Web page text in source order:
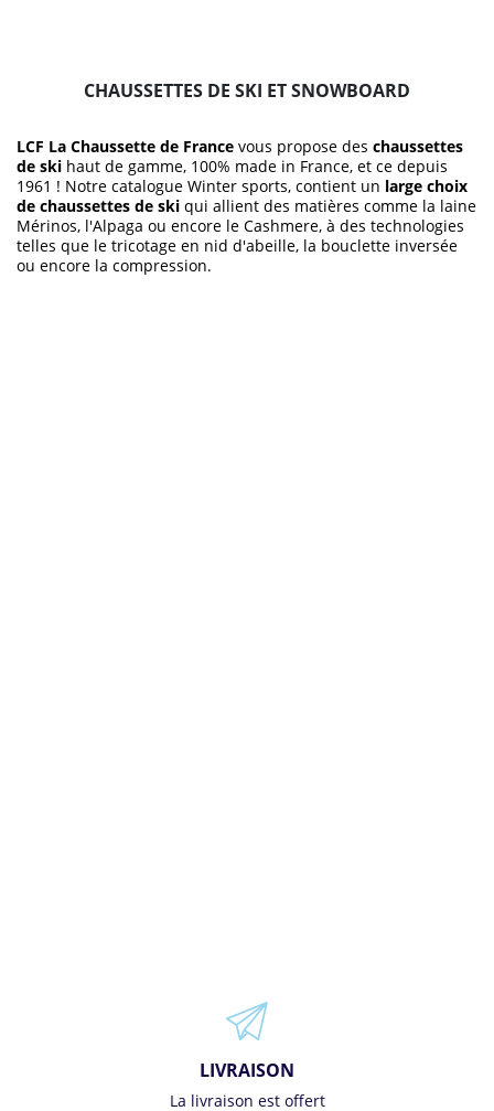
CHAUSSETTES DE SKI ET SNOWBOARD
LCF La Chaussette de France vous propose des chaussettes
de ski haut de gamme, 100% made in France, et ce depuis
1961 ! Notre catalogue Winter sports, contient un large choix
de chaussettes de ski qui allient des matières comme la laine
Mérinos, l'Alpaga ou encore le Cashmere, à des technologies
telles que le tricotage en nid d'abeille, la bouclette inversée
ou encore la compression.
LIVRAISON
La livraison est offert